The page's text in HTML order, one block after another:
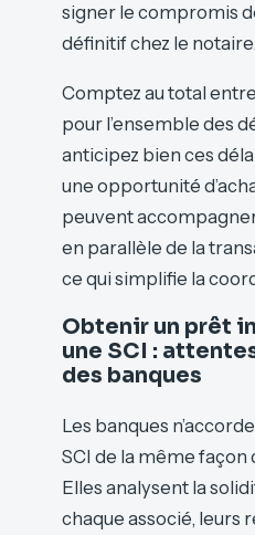
signer le compromis
définitif chez le notaire.
Comptez au total
pour l’ensemble des
anticipez bien ces
une opportunité
peuvent
en parallèle de la
ce qui simplifie la
Obtenir un prêt
une SCI :
des banques
Les banques
SCI de la même façon
Elles analysent la
chaque associé, leurs